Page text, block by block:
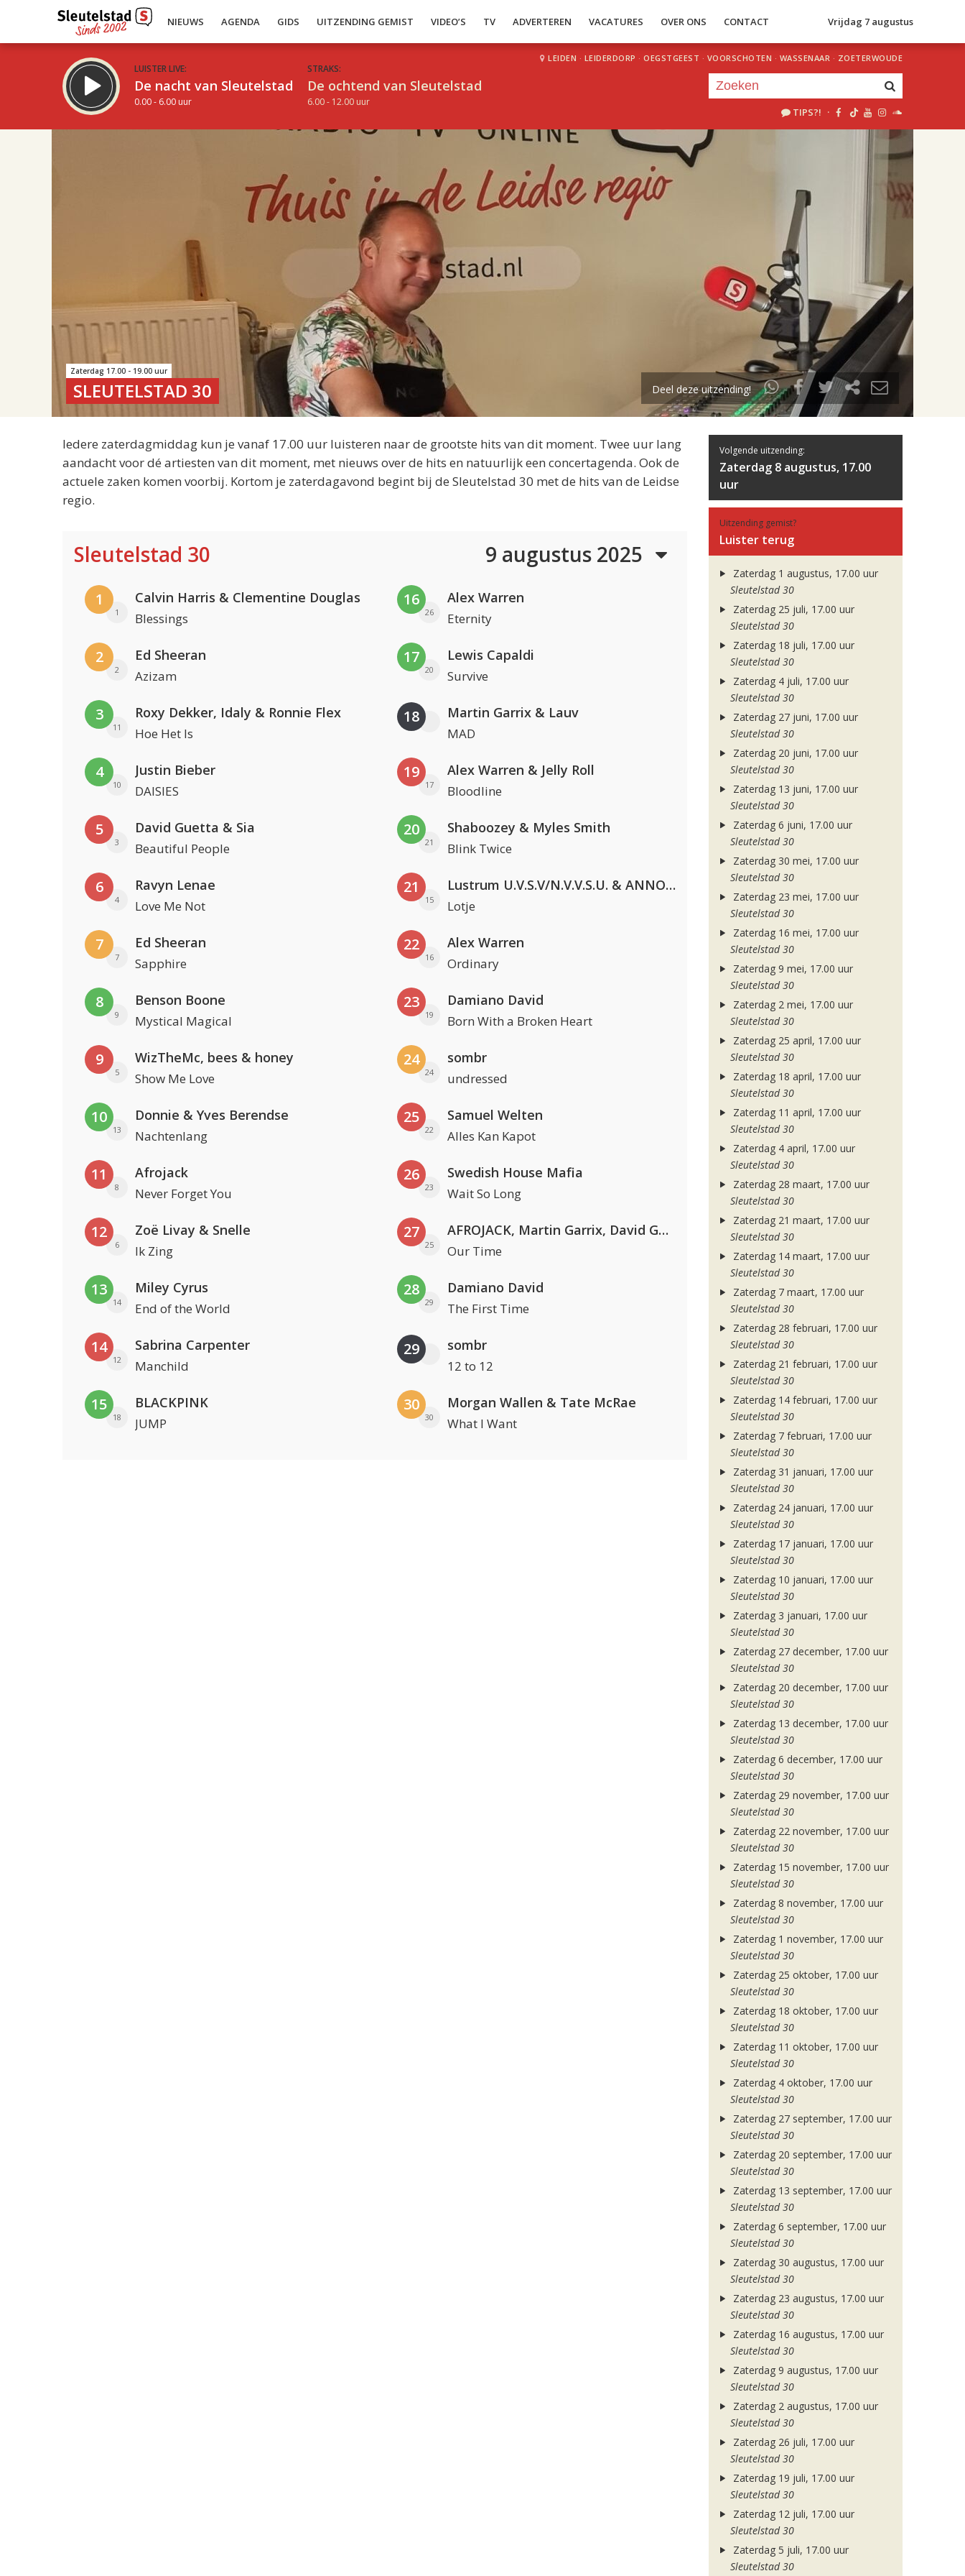
NIEUWS AGENDA GIDS UITZENDING GEMIST VIDEO’S TV ADVERTEREN VACATURES OVER ONS CONTACT Vrijdag 7 augustus
LUISTER LIVE:
De nacht van Sleutelstad
0.00 - 6.00 uur
STRAKS:
De ochtend van Sleutelstad
6.00 - 12.00 uur
LEIDEN · LEIDERDORP · OEGSTGEEST · VOORSCHOTEN · WASSENAAR · ZOETERWOUDE
TIPS?! ·
uur 1 van 2
Volgend uur
Zaterdag 17.00 - 19.00 uur
SLEUTELSTAD 30 Deel deze uitzending!
Iedere zaterdagmiddag kun je vanaf 17.00 uur luisteren naar de grootste hits van dit moment. Twee uur lang
aandacht voor dé artiesten van dit moment, met nieuws over de hits en natuurlijk een concertagenda. Ook de
actuele zaken komen voorbij. Kortom je zaterdagavond begint bij de Sleutelstad 30 met de hits van de Leidse
regio.
Sleutelstad 30 9 augustus 2025
1
1
Calvin Harris & Clementine Douglas
Blessings
2
2
Ed Sheeran
Azizam
3
11
Roxy Dekker, Idaly & Ronnie Flex
Hoe Het Is
4
10
Justin Bieber
DAISIES
5
3
David Guetta & Sia
Beautiful People
6
4
Ravyn Lenae
Love Me Not
7
7
Ed Sheeran
Sapphire
8
9
Benson Boone
Mystical Magical
9
5
WizTheMc, bees & honey
Show Me Love
10
13
Donnie & Yves Berendse
Nachtenlang
11
8
Afrojack
Never Forget You
12
6
Zoë Livay & Snelle
Ik Zing
13
14
Miley Cyrus
End of the World
14
12
Sabrina Carpenter
Manchild
15
18
BLACKPINK
JUMP
16
26
Alex Warren
Eternity
17
20
Lewis Capaldi
Survive
18 Martin Garrix & Lauv
MAD
19
17
Alex Warren & Jelly Roll
Bloodline
20
21
Shaboozey & Myles Smith
Blink Twice
21
15
Lustrum U.V.S.V/N.V.V.S.U. & ANNO ONS & Jopke van Dobbenburgh & Roeland Beelen
Lotje
22
16
Alex Warren
Ordinary
23
19
Damiano David
Born With a Broken Heart
24
24
sombr
undressed
25
22
Samuel Welten
Alles Kan Kapot
26
23
Swedish House Mafia
Wait So Long
27
25
AFROJACK, Martin Garrix, David Guetta & Amél
Our Time
28
29
Damiano David
The First Time
29 sombr
12 to 12
30
30
Morgan Wallen & Tate McRae
What I Want
Volgende uitzending:
Zaterdag 8 augustus, 17.00
uur
Uitzending gemist?
Luister terug
Zaterdag 1 augustus, 17.00 uur
Sleutelstad 30
Zaterdag 25 juli, 17.00 uur
Sleutelstad 30
Zaterdag 18 juli, 17.00 uur
Sleutelstad 30
Zaterdag 4 juli, 17.00 uur
Sleutelstad 30
Zaterdag 27 juni, 17.00 uur
Sleutelstad 30
Zaterdag 20 juni, 17.00 uur
Sleutelstad 30
Zaterdag 13 juni, 17.00 uur
Sleutelstad 30
Zaterdag 6 juni, 17.00 uur
Sleutelstad 30
Zaterdag 30 mei, 17.00 uur
Sleutelstad 30
Zaterdag 23 mei, 17.00 uur
Sleutelstad 30
Zaterdag 16 mei, 17.00 uur
Sleutelstad 30
Zaterdag 9 mei, 17.00 uur
Sleutelstad 30
Zaterdag 2 mei, 17.00 uur
Sleutelstad 30
Zaterdag 25 april, 17.00 uur
Sleutelstad 30
Zaterdag 18 april, 17.00 uur
Sleutelstad 30
Zaterdag 11 april, 17.00 uur
Sleutelstad 30
Zaterdag 4 april, 17.00 uur
Sleutelstad 30
Zaterdag 28 maart, 17.00 uur
Sleutelstad 30
Zaterdag 21 maart, 17.00 uur
Sleutelstad 30
Zaterdag 14 maart, 17.00 uur
Sleutelstad 30
Zaterdag 7 maart, 17.00 uur
Sleutelstad 30
Zaterdag 28 februari, 17.00 uur
Sleutelstad 30
Zaterdag 21 februari, 17.00 uur
Sleutelstad 30
Zaterdag 14 februari, 17.00 uur
Sleutelstad 30
Zaterdag 7 februari, 17.00 uur
Sleutelstad 30
Zaterdag 31 januari, 17.00 uur
Sleutelstad 30
Zaterdag 24 januari, 17.00 uur
Sleutelstad 30
Zaterdag 17 januari, 17.00 uur
Sleutelstad 30
Zaterdag 10 januari, 17.00 uur
Sleutelstad 30
Zaterdag 3 januari, 17.00 uur
Sleutelstad 30
Zaterdag 27 december, 17.00 uur
Sleutelstad 30
Zaterdag 20 december, 17.00 uur
Sleutelstad 30
Zaterdag 13 december, 17.00 uur
Sleutelstad 30
Zaterdag 6 december, 17.00 uur
Sleutelstad 30
Zaterdag 29 november, 17.00 uur
Sleutelstad 30
Zaterdag 22 november, 17.00 uur
Sleutelstad 30
Zaterdag 15 november, 17.00 uur
Sleutelstad 30
Zaterdag 8 november, 17.00 uur
Sleutelstad 30
Zaterdag 1 november, 17.00 uur
Sleutelstad 30
Zaterdag 25 oktober, 17.00 uur
Sleutelstad 30
Zaterdag 18 oktober, 17.00 uur
Sleutelstad 30
Zaterdag 11 oktober, 17.00 uur
Sleutelstad 30
Zaterdag 4 oktober, 17.00 uur
Sleutelstad 30
Zaterdag 27 september, 17.00 uur
Sleutelstad 30
Zaterdag 20 september, 17.00 uur
Sleutelstad 30
Zaterdag 13 september, 17.00 uur
Sleutelstad 30
Zaterdag 6 september, 17.00 uur
Sleutelstad 30
Zaterdag 30 augustus, 17.00 uur
Sleutelstad 30
Zaterdag 23 augustus, 17.00 uur
Sleutelstad 30
Zaterdag 16 augustus, 17.00 uur
Sleutelstad 30
Zaterdag 9 augustus, 17.00 uur
Sleutelstad 30
Zaterdag 2 augustus, 17.00 uur
Sleutelstad 30
Zaterdag 26 juli, 17.00 uur
Sleutelstad 30
Zaterdag 19 juli, 17.00 uur
Sleutelstad 30
Zaterdag 12 juli, 17.00 uur
Sleutelstad 30
Zaterdag 5 juli, 17.00 uur
Sleutelstad 30